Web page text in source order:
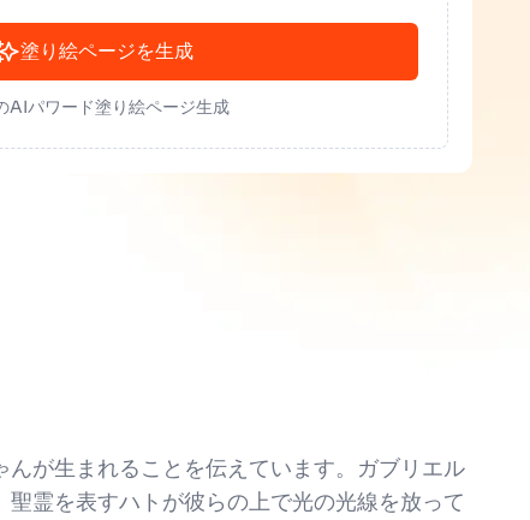
塗り絵ページを生成
AIパワード塗り絵ページ生成
が生まれることを伝えています。ガブリエル
霊を表すハトが彼らの上で光の光線を放って